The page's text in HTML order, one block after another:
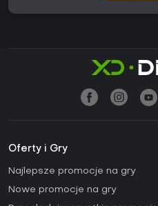
Oferty i Gry
Najlepsze promocje na gry
Nowe promocje na gry